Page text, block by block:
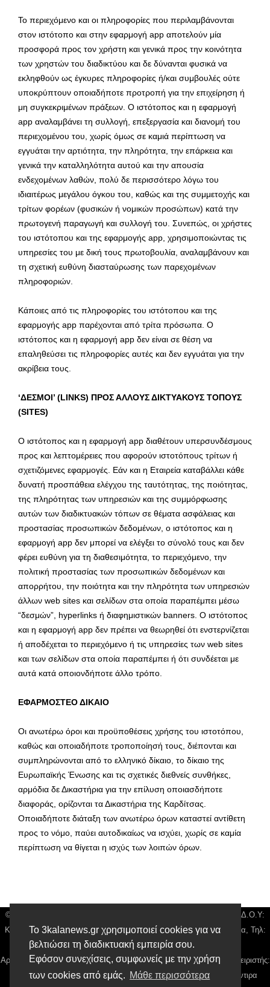
Το 3kalanews.gr χρησιμοποιεί cookies για να
βελτιώσει τη διαδικτυακή εμπειρία σου.
Εφόσον συνεχίσεις, συμφωνείς με την χρήση
των cookies από εμάς. Μάθε περισσότερα
Το περιεχόμενο και οι πληροφορίες που περιλαμβάνονται
στον ιστότοπο και στην εφαρμογή app αποτελούν μία
προσφορά προς τον χρήστη και γενικά προς την κοινότητα
των χρηστών του διαδικτύου και δε δύνανται φυσικά να
εκληφθούν ως έγκυρες πληροφορίες ή/και συμβουλές ούτε
υποκρύπτουν οποιαδήποτε προτροπή για την επιχείρηση ή
μη συγκεκριμένων πράξεων. Ο ιστότοπος και η εφαρμογή
app αναλαμβάνει τη συλλογή, επεξεργασία και διανομή του
περιεχομένου του, χωρίς όμως σε καμιά περίπτωση να
εγγυάται την αρτιότητα, την πληρότητα, την επάρκεια και
γενικά την καταλληλότητα αυτού και την απουσία
ενδεχομένων λαθών, πολύ δε περισσότερο λόγω του
ιδιαιτέρως μεγάλου όγκου του, καθώς και της συμμετοχής και
τρίτων φορέων (φυσικών ή νομικών προσώπων) κατά την
πρωτογενή παραγωγή και συλλογή του. Συνεπώς, οι χρήστες
του ιστότοπου και της εφαρμογής app, χρησιμοποιώντας τις
υπηρεσίες του με δική τους πρωτοβουλία, αναλαμβάνουν και
τη σχετική ευθύνη διασταύρωσης των παρεχομένων
πληροφοριών.
Κάποιες από τις πληροφορίες του ιστότοπου και της
εφαρμογής app παρέχονται από τρίτα πρόσωπα. Ο
ιστότοπος και η εφαρμογή app δεν είναι σε θέση να
επαληθεύσει τις πληροφορίες αυτές και δεν εγγυάται για την
ακρίβεια τους.
‘ΔΕΣΜΟΙ’ (LINKS) ΠΡΟΣ ΑΛΛΟΥΣ ΔΙΚΤΥΑΚΟΥΣ ΤΟΠΟΥΣ
(SITES)
Ο ιστότοπος και η εφαρμογή app διαθέτουν υπερσυνδέσμους
προς και λεπτομέρειες που αφορούν ιστοτόπους τρίτων ή
σχετιζόμενες εφαρμογές. Εάν και η Εταιρεία καταβάλλει κάθε
δυνατή προσπάθεια ελέγχου της ταυτότητας, της ποιότητας,
της πληρότητας των υπηρεσιών και της συμμόρφωσης
αυτών των διαδικτυακών τόπων σε θέματα ασφάλειας και
προστασίας προσωπικών δεδομένων, ο ιστότοπος και η
εφαρμογή app δεν μπορεί να ελέγξει το σύνολό τους και δεν
φέρει ευθύνη για τη διαθεσιμότητα, το περιεχόμενο, την
πολιτική προστασίας των προσωπικών δεδομένων και
απορρήτου, την ποιότητα και την πληρότητα των υπηρεσιών
άλλων web sites και σελίδων στα οποία παραπέμπει μέσω
“δεσμών”, hyperlinks ή διαφημιστικών banners. Ο ιστότοπος
και η εφαρμογή app δεν πρέπει να θεωρηθεί ότι ενστερνίζεται
ή αποδέχεται το περιεχόμενο ή τις υπηρεσίες των web sites
και των σελίδων στα οποία παραπέμπει ή ότι συνδέεται με
αυτά κατά οποιονδήποτε άλλο τρόπο.
ΕΦΑΡΜΟΣΤΕΟ ΔΙΚΑΙΟ
Οι ανωτέρω όροι και προϋποθέσεις χρήσης του ιστοτόπου,
καθώς και οποιαδήποτε τροποποίησή τους, διέπονται και
συμπληρώνονται από το ελληνικό δίκαιο, το δίκαιο της
Ευρωπαϊκής Ένωσης και τις σχετικές διεθνείς συνθήκες,
αρμόδια δε Δικαστήρια για την επίλυση οποιασδήποτε
διαφοράς, ορίζονται τα Δικαστήρια της Καρδίτσας.
Οποιαδήποτε διάταξη των ανωτέρω όρων καταστεί αντίθετη
προς το νόμο, παύει αυτοδικαίως να ισχύει, χωρίς σε καμία
περίπτωση να θίγεται η ισχύς των λοιπών όρων.
© 3kala News | Διακριτικός Τίτλος: Orion Media, ΑΦΜ: 043750542, Δ.Ο.Υ:
Καρδίτσας, Υπο/μα Τρικάλων, Δ/νση: Τιουσόν 31 τ.κ 42132 Τρίκαλα, Τηλ:
24310 63300, email: news@3kalanews.gr
Αρ. Γεμή: 018804431000, Νόμιμος Εκπρόσωπος, Ιδιοκτήτης και Διαχειριστής:
Παναγιώτης Φιλίππου, Διευθύντρια: Γιαννουσά Βασιλική, Διευθύντιρα